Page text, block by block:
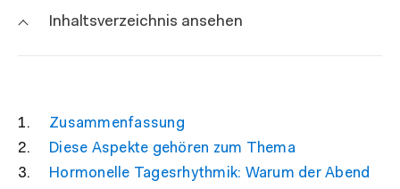
Inhaltsverzeichnis ansehen
Zusammenfassung
Diese Aspekte gehören zum Thema
Hormonelle Tagesrhythmik: Warum der Abend